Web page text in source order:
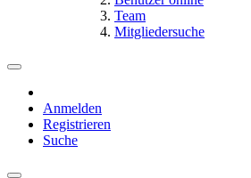
Team
Mitgliedersuche
Anmelden
Registrieren
Suche